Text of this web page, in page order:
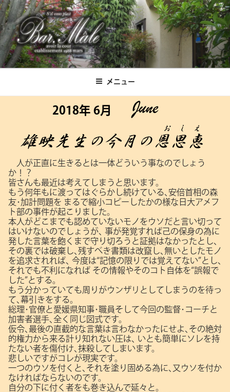
コ
ン
テ
ン
ツ
へBar.Male メニュー
2018年 6月
人が正直に生きるとは一体どういう事なのでしょう
か！？
皆さんも最近は考えてしまうと思います。
もう何年もに渡ってはぐらかし続けている､安倍首相の森
友･加計問題を まるで縮小コピーしたかの様な日大アメフ
ト部の事件が起こりました。
本人がどこまでも認めていないモノをウソだと言い切って
はいけないのでしょうが､
事が発覚すれば己の保身の為に
発した言葉を飽くまで守り切ろうと証拠はなかったとし､
その裏では破棄し､残すべき書類は改竄し､無いとしたモノ
を追求されれば､
今度は“記憶の限りでは覚えてない”とし､
それでも不利になれば その情報やそのコト自体を“誤報で
した”とする。
もう分かっていても周りがウンザリとしてしまうのを待っ
て､幕引きをする。
総理･官僚と愛媛県知事･職員そして今回の監督･コーチと
加害者選手､全く同じ図式です。
仮令､最後の直截的な言葉は言わなかったにせよ､その絶対
的権力から来る計り知れない圧は､
いとも簡単にソレを持
たない者を傷付け､抹殺してしまいます。
悲しいですがコレが現実です。
一つのウソを付くと､それを塗り固める為に､又ウソを付か
なければならないのです。
自分の下に付く者をも巻き込んで延々と。